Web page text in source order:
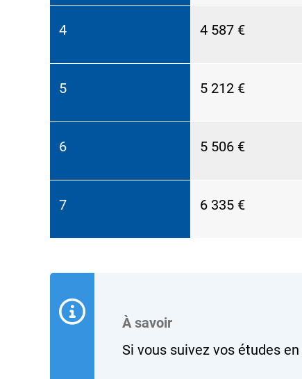
4 4 587 €
5 5 212 €
6 5 506 €
7 6 335 €
À savoir
Si vous suivez vos études en